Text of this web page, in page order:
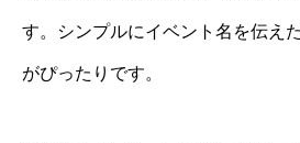
す。シンプルにイベント名を伝え
がぴったりです。